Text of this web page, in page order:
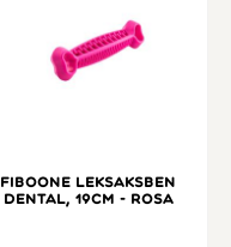
Fiboone Leksaksben
Dental, 19cm - Rosa